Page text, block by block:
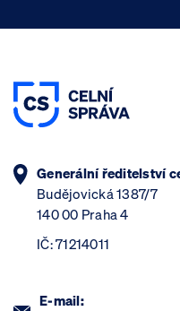
Generální ředitelství
Budějovická 1387/7
140 00 Praha 4
IČ: 71214011
E-mail: